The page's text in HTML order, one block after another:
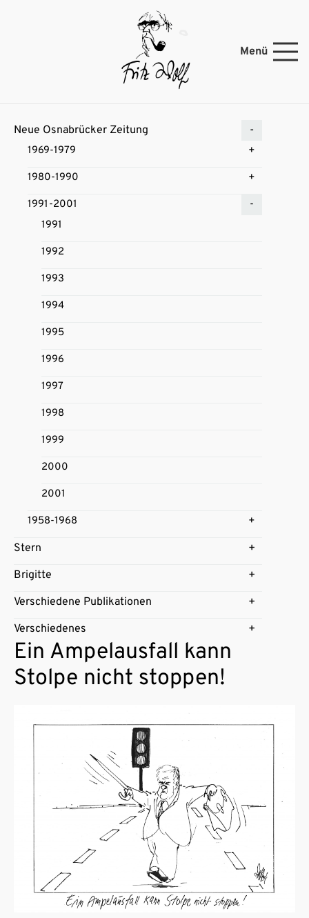
Menü
Neue Osnabrücker Zeitung
1969-1979
1980-1990
1991-2001
1991
1992
1993
1994
1995
1996
1997
1998
1999
2000
2001
1958-1968
Stern
Brigitte
Verschiedene Publikationen
Verschiedenes
Ein Ampelausfall kann
Stolpe nicht stoppen!